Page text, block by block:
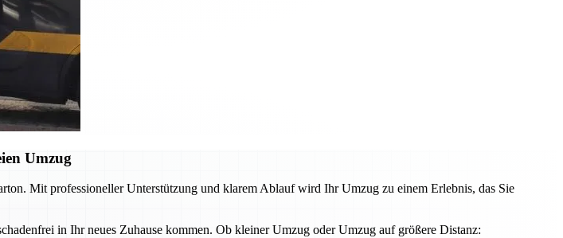
Umzug
Mit professioneller Unterstützung und klarem Ablauf wird Ihr Umzug zu einem Erlebnis, das Sie
in Ihr neues Zuhause kommen. Ob kleiner Umzug oder Umzug auf größere Distanz: